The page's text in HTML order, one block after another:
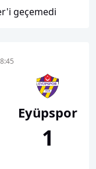
geçemedi
Eyüpspor
1